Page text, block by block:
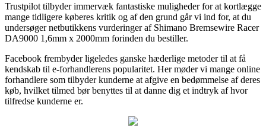
Trustpilot tilbyder immervæk fantastiske muligheder for at kortlægge
mange tidligere køberes kritik og af den grund går vi ind for, at du
undersøger netbutikkens vurderinger af Shimano Bremsewire Racer
DA9000 1,6mm x 2000mm forinden du bestiller.
Facebook frembyder ligeledes ganske hæderlige metoder til at få
kendskab til e-forhandlerens popularitet. Her møder vi mange online
forhandlere som tilbyder kunderne at afgive en bedømmelse af deres
køb, hvilket tilmed bør benyttes til at danne dig et indtryk af hvor
tilfredse kunderne er.